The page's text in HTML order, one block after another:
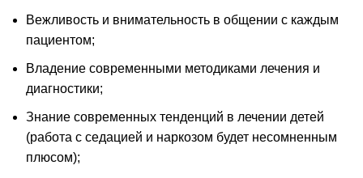
Вежливость и внимательность в общении с каждым
пациентом;
Владение современными методиками лечения и
диагностики;
Знание современных тенденций в лечении детей
(работа с седацией и наркозом будет несомненным
плюсом);